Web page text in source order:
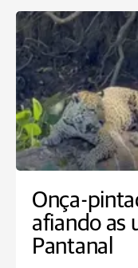
Onça-
afiando as
Pantanal